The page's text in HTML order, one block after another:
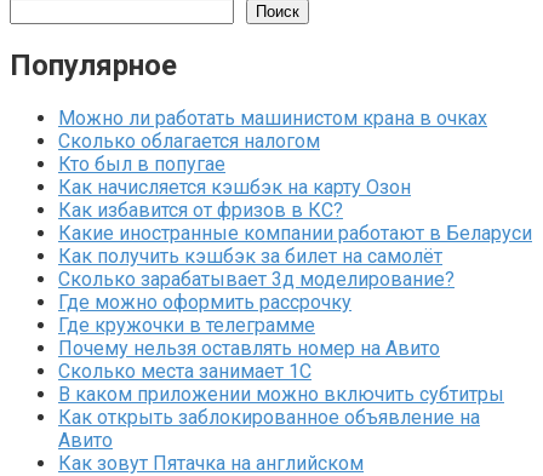
Поиск
Популярное
Можно ли работать машинистом крана в очках
Сколько облагается налогом
Кто был в попугае
Как начисляется кэшбэк на карту Озон
Как избавится от фризов в КС?
Какие иностранные компании работают в Беларуси
Как получить кэшбэк за билет на самолёт
Сколько зарабатывает 3д моделирование?
Где можно оформить рассрочку
Где кружочки в телеграмме
Почему нельзя оставлять номер на Авито
Сколько места занимает 1С
В каком приложении можно включить субтитры
Как открыть заблокированное объявление на
Авито
Как зовут Пятачка на английском